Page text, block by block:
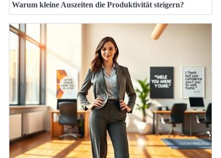
Warum kleine Auszeiten die Produktivität steigern?